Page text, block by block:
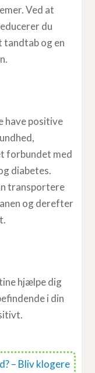
Ved at
du
og en
have positive
forbundet med
diabetes.
transportere
og derefter
hjælpe dig
i din
– Bliv klogere